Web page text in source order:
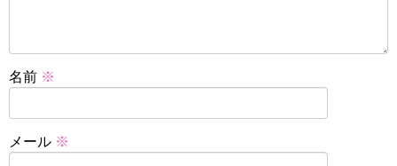
名前 ※
メール ※